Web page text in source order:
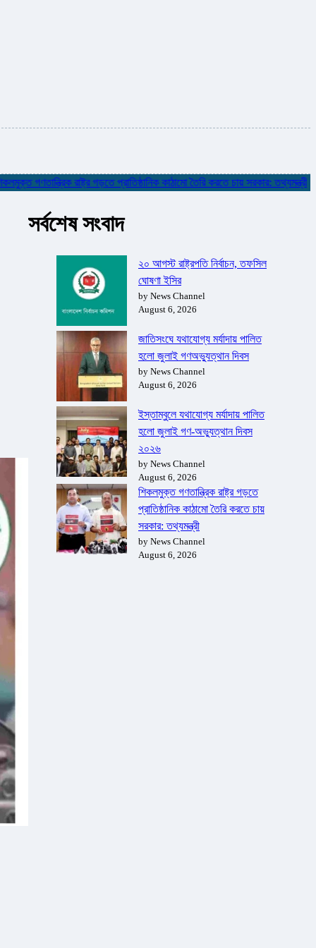
গণতান্ত্রিক রাষ্ট্র গড়তে প্রাতিষ্ঠানিক কাঠামো তৈরি করতে চায় সরকার: তথ্যমন্ত্রী ✮
সর্বশেষ সংবাদ
২০ আগস্ট রাষ্ট্রপতি নির্বাচন, তফসিল
ঘোষণা ইসির
by News Channel
August 6, 2026
জাতিসংঘে যথাযোগ্য মর্যাদায় পালিত
হলো জুলাই গণঅভ্যুত্থান দিবস
by News Channel
August 6, 2026
ইস্তাম্বুলে যথাযোগ্য মর্যাদায় পালিত
হলো জুলাই গণ-অভ্যুত্থান দিবস
২০২৬
by News Channel
August 6, 2026
শিকলমুক্ত গণতান্ত্রিক রাষ্ট্র গড়তে
প্রাতিষ্ঠানিক কাঠামো তৈরি করতে চায়
সরকার: তথ্যমন্ত্রী
by News Channel
August 6, 2026